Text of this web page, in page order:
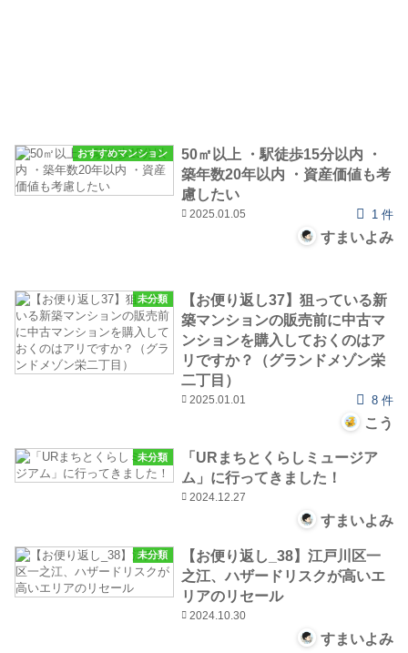
おすすめマンション
50㎡以上 ・駅徒歩15分以内 ・
築年数20年以内 ・資産価値も考
慮したい
2025.01.05 1 件
すまいよみ
未分類
【お便り返し37】狙っている新
築マンションの販売前に中古マ
ンションを購入しておくのはア
リですか？（グランドメゾン栄
二丁目）
2025.01.01 8 件
こう
未分類
「URまちとくらしミュージア
ム」に行ってきました！
2024.12.27
すまいよみ
未分類
【お便り返し_38】江戸川区一
之江、ハザードリスクが高いエ
リアのリセール
2024.10.30
すまいよみ